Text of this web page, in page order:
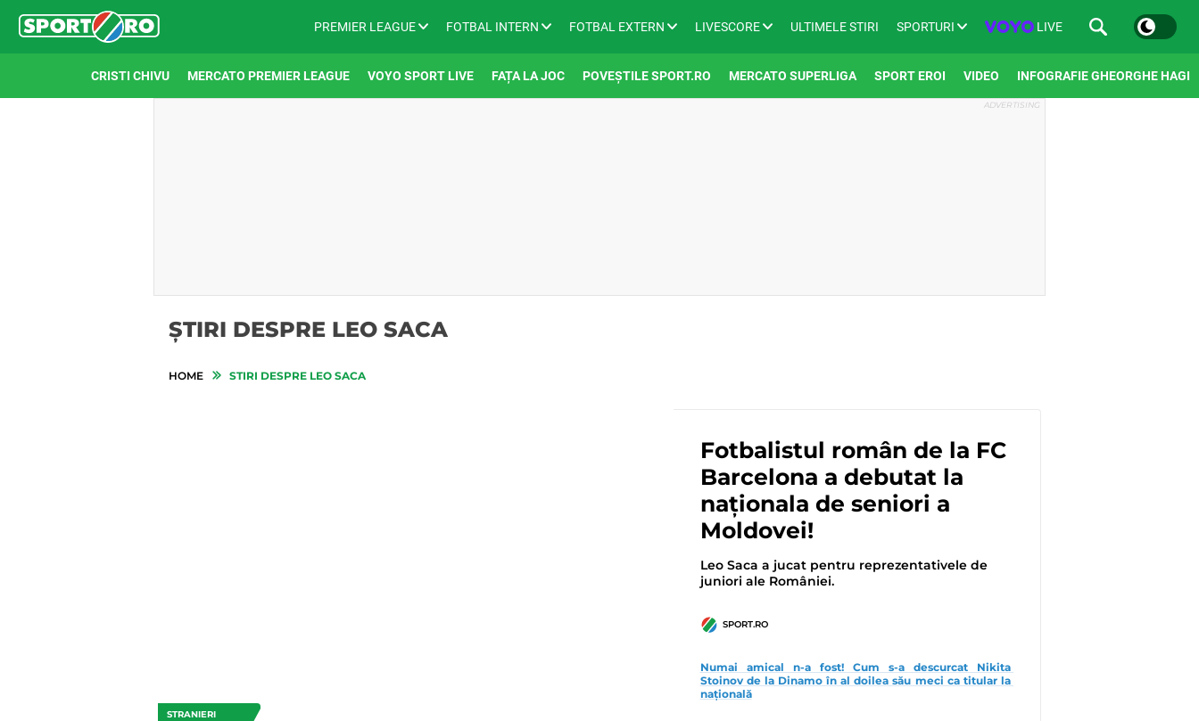
PREMIER LEAGUE FOTBAL INTERN FOTBAL EXTERN LIVESCORE ULTIMELE STIRI SPORTURI LIVE
CRISTI CHIVU MERCATO PREMIER LEAGUE VOYO SPORT LIVE FAȚA LA JOC POVEȘTILE SPORT.RO MERCATO SUPERLIGA SPORT EROI VIDEO INFOGRAFIE GHEORGHE HAGI
ȘTIRI DESPRE LEO SACA
HOME STIRI DESPRE LEO SACA
STRANIERI
Fotbalistul român de la FC
Barcelona a debutat la
naționala de seniori a
Moldovei!
Leo Saca a jucat pentru reprezentativele de
juniori ale României.
SPORT.RO
Numai amical n-a fost! Cum s-a descurcat Nikita
Stoinov de la Dinamo în al doilea său meci ca titular la
națională